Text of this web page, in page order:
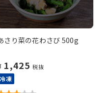
さり菜の花わさび 500g
1,425 税抜
冷凍